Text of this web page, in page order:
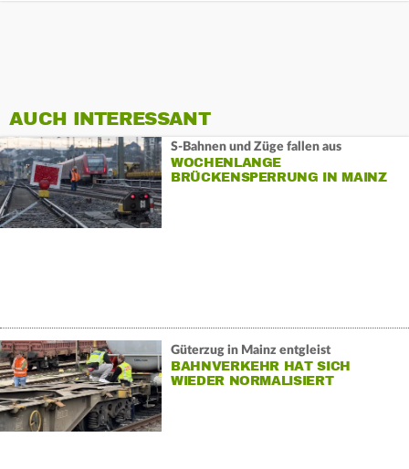
AUCH INTERESSANT
S-Bahnen und Züge fallen aus
WOCHENLANGE
BRÜCKENSPERRUNG IN MAINZ
Güterzug in Mainz entgleist
BAHNVERKEHR HAT SICH
WIEDER NORMALISIERT